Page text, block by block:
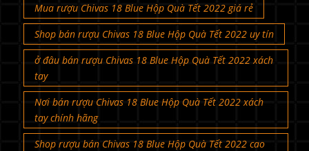
Mua rượu Chivas 18 Blue Hộp Quà Tết 2022 giá rẻ
Shop bán rượu Chivas 18 Blue Hộp Quà Tết 2022 uy tín
ở đâu bán rượu Chivas 18 Blue Hộp Quà Tết 2022 xách
tay
Nơi bán rượu Chivas 18 Blue Hộp Quà Tết 2022 xách
tay chính hãng
Shop rượu bán Chivas 18 Blue Hộp Quà Tết 2022 cao